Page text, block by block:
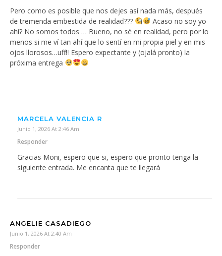
Pero como es posible que nos dejes así nada más, después
de tremenda embestida de realidad???
Acaso no soy yo
ahí? No somos todos … Bueno, no sé en realidad, pero por lo
menos si me ví tan ahí que lo sentí en mi propia piel y en mis
ojos llorosos…uff!! Espero expectante y (ojalá pronto) la
próxima entrega
MARCELA VALENCIA R
Junio 1, 2026 At 2:46 Am
Responder
Gracias Moni, espero que si, espero que pronto tenga la
siguiente entrada. Me encanta que te llegará
ANGELIE CASADIEGO
Junio 1, 2026 At 2:40 Am
Responder